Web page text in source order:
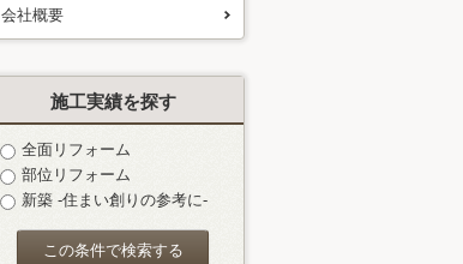
会社概要
施工実績を探す
全面リフォーム
部位リフォーム
新築 -住まい創りの参考に-